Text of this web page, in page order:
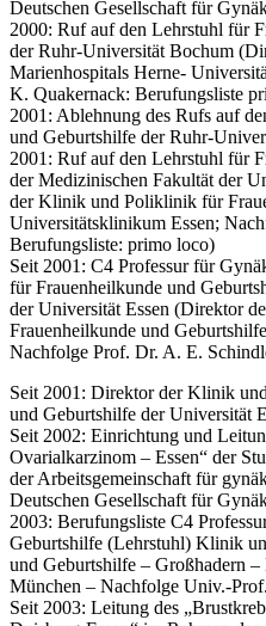
Deutschen Gesellschaft für
2000: Ruf auf den Lehrstuhl für
der Ruhr-Universität Bochum
Marienhospitals Herne-
K. Quakernack: Berufungsliste
2001: Ablehnung des Rufs auf
und Geburtshilfe der Ruhr-
2001: Ruf auf den Lehrstuhl für
der Medizinischen Fakultät der
der Klinik und Poliklinik für
Universitätsklinikum Essen;
Berufungsliste: primo loco)
Seit 2001: C4 Professur für
für Frauenheilkunde und
der Universität Essen (Direktor
Frauenheilkunde und
Nachfolge Prof. Dr. A. E.
Seit 2001: Direktor der Klinik
und Geburtshilfe der Universität
Seit 2002: Einrichtung und
Ovarialkarzinom – Essen“ der
der Arbeitsgemeinschaft für
Deutschen Gesellschaft für
2003: Berufungsliste C4
Geburtshilfe (Lehrstuhl) Klinik
und Geburtshilfe – Großhadern
München – Nachfolge Univ.-
Seit 2003: Leitung des